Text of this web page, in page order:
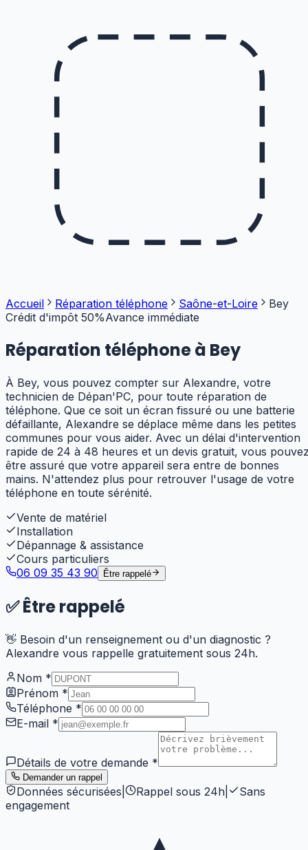
Accueil Réparation téléphone Saône-et-Loire
Bey
Crédit d'impôt 50%Avance immédiate
Réparation téléphone à Bey
À Bey, vous pouvez compter sur Alexandre, votre
technicien de Dépan'PC, pour toute réparation de
téléphone. Que ce soit un écran fissuré ou une batterie
défaillante, Alexandre se déplace même dans les petites
communes pour vous aider. Avec un délai d'intervention
rapide de 24 à 48 heures et un devis gratuit, vous
être assuré que votre appareil sera entre de bonnes
mains. N'attendez plus pour retrouver l'usage de votre
téléphone en toute sérénité.
Vente de matériel
Installation
Dépannage & assistance
Cours particuliers
06 09 35 43 90
Être rappelé
✅Être rappelé
👋 Besoin d'un renseignement ou d'un diagnostic ?
Alexandre vous rappelle gratuitement sous 24h.
Nom *
Prénom *
Téléphone *
E-mail *
Détails de votre demande *
Demander un rappel
Données sécurisées Rappel sous 24h
Sans
engagement